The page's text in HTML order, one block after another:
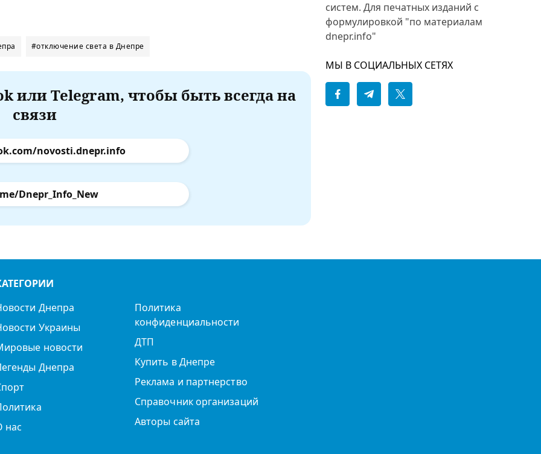
#отключение света в Днепре
или Telegram, чтобы быть всегда на
связи
novosti.dnepr.info
Dnepr_Info_New
систем. Для печатных изданий с
формулировкой "по материалам
dnepr.info"
МЫ В СОЦИАЛЬНЫХ СЕТЯХ
Днепра
Украины
новости
Днепра
нас
Политика
конфиденциальности
ДТП
Купить в Днепре
Реклама и партнерство
Справочник организаций
Авторы сайта